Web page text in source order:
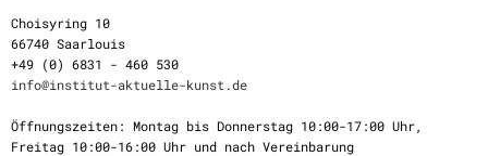
Choisyring 10
66740 Saarlouis
+49 (0) 6831 - 460 530
info@institut-aktuelle-kunst.de
Öffnungszeiten: Montag bis Donnerstag 10:00-17:00 Uhr,
Freitag 10:00-16:00 Uhr und nach Vereinbarung